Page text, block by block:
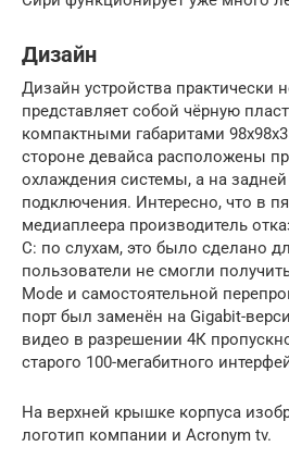
Дизайн
Дизайн устройства практически
представляет собой чёрную
компактными габаритами
стороне девайса расположены
охлаждения системы, а на
подключения. Интересно, что в
медиаплеера производитель
C: по слухам, это было сделано
пользователи не смогли
Mode и самостоятельной
порт был заменён на Gigabit-
видео в разрешении 4К
старого 100-мегабитного
На верхней крышке корпуса
логотип компании и Acronym tv.